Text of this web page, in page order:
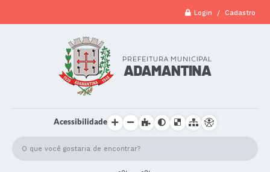
Login / Cadastro
Acessibilidade